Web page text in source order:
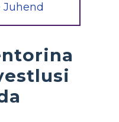
Juhend